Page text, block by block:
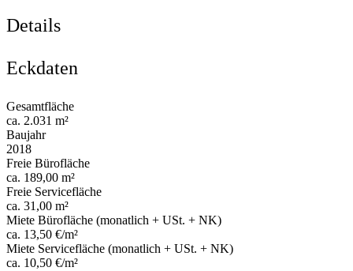
Details
Eckdaten
Gesamtfläche
ca. 2.031 m²
Baujahr
2018
Freie Bürofläche
ca. 189,00 m²
Freie Servicefläche
ca. 31,00 m²
Miete Bürofläche (monatlich + USt. + NK)
ca. 13,50 €/m²
Miete Servicefläche (monatlich + USt. + NK)
ca. 10,50 €/m²